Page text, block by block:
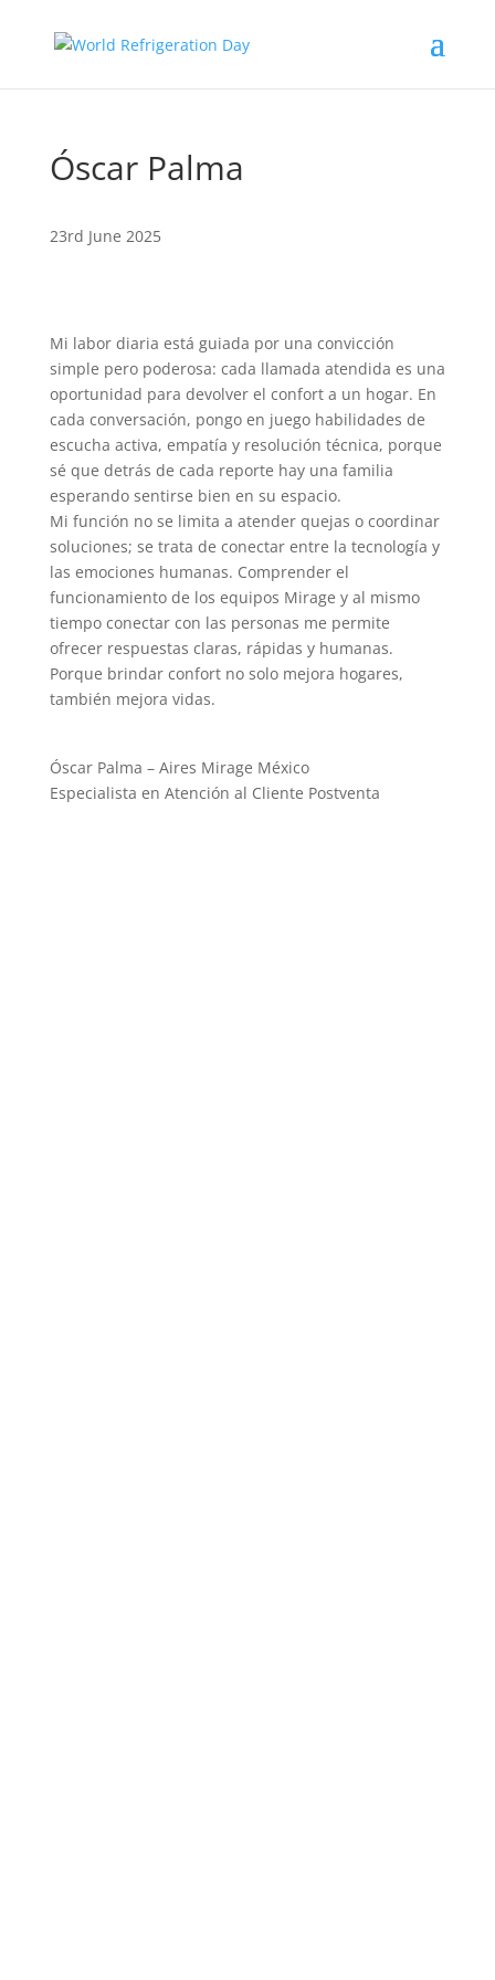
Óscar Palma
23rd June 2025
Mi labor diaria está guiada por una convicción
simple pero poderosa: cada llamada atendida es una
oportunidad para devolver el confort a un hogar. En
cada conversación, pongo en juego habilidades de
escucha activa, empatía y resolución técnica, porque
sé que detrás de cada reporte hay una familia
esperando sentirse bien en su espacio.
Mi función no se limita a atender quejas o coordinar
soluciones; se trata de conectar entre la tecnología y
las emociones humanas. Comprender el
funcionamiento de los equipos Mirage y al mismo
tiempo conectar con las personas me permite
ofrecer respuestas claras, rápidas y humanas.
Porque brindar confort no solo mejora hogares,
también mejora vidas.
Óscar Palma – Aires Mirage México
Especialista en Atención al Cliente Postventa